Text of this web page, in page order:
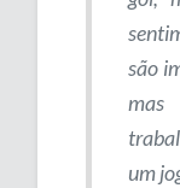
são
mas
um